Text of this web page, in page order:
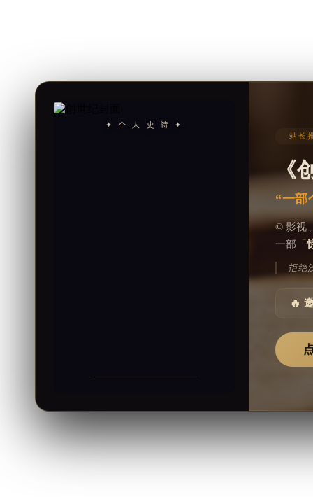
✦ 个 人 史 诗 ✦
站长
《
“一部
© 影视
一部「
拒绝
🔥